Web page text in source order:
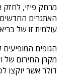
מרחק פיזי, לחזק
האתגרים
עולמית זו של
הגופים
דולר אשר יוקצו